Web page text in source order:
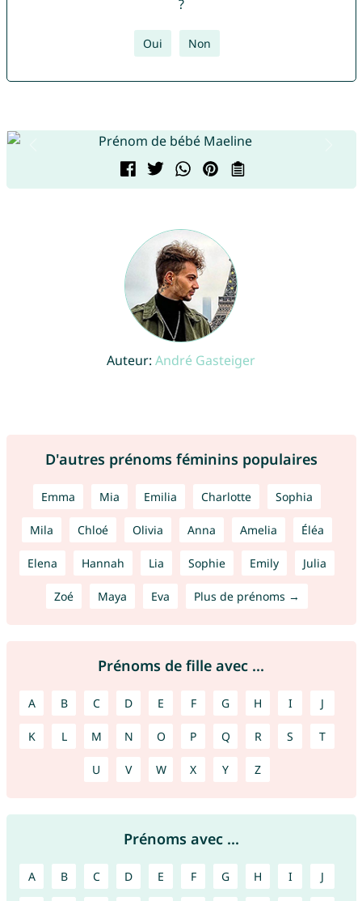
?
Oui Non
Auteur: André Gasteiger
D'autres prénoms féminins populaires
Emma Mia Emilia Charlotte Sophia
Mila Chloé Olivia Anna Amelia Éléa
Elena Hannah Lia Sophie Emily Julia
Zoé Maya Eva Plus de prénoms →
Prénoms de fille avec ...
A B C D E F G H I J
K L M N O P Q R S T
U V W X Y Z
Prénoms avec ...
A B C D E F G H I J